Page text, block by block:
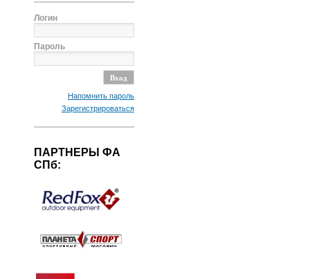
Логин
Пароль
Напомнить пароль
Зарегистрироваться
ПАРТНЕРЫ ФА
СПб: